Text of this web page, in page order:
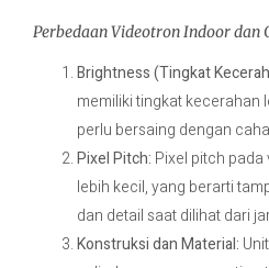
Perbedaan Videotron Indoor dan
Brightness (Tingkat
memiliki tingkat kecerahan
perlu bersaing dengan
Pixel Pitch: Pixel pitch
lebih kecil, yang berarti
dan detail saat dilihat dari
Konstruksi dan Material: